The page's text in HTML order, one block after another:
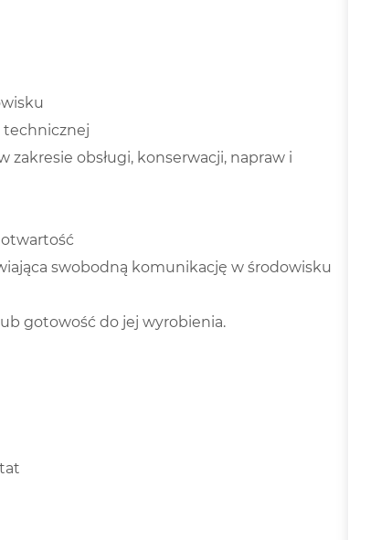
zakresie obsługi, konserwacji, napraw i
swobodną komunikację w środowisku
gotowość do jej wyrobienia.